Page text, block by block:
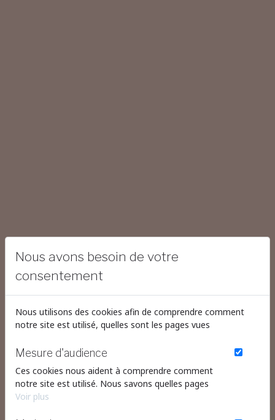
Nous avons besoin de votre
consentement
Nous utilisons des cookies afin de comprendre comment
notre site est utilisé, quelles sont les pages vues
Mesure d'audience
Ces cookies nous aident à comprendre comment
notre site est utilisé. Nous savons quelles pages
sont les plus vues, d'où viennent nos visiteurs. Ils
Voir plus